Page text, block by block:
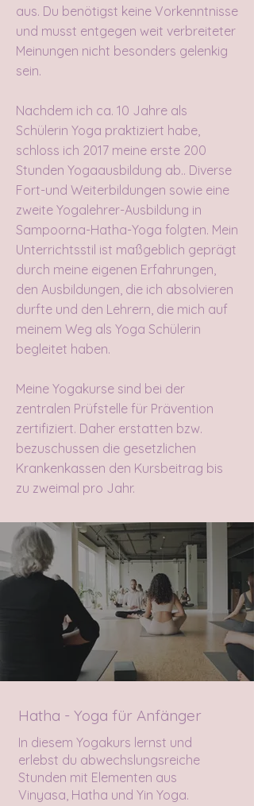
aus. Du benötigst keine Vorkenntnisse
und musst entgegen weit verbreiteter
Meinungen nicht besonders gelenkig
sein.
Nachdem ich ca. 10 Jahre als
Schülerin Yoga praktiziert habe,
schloss ich 2017 meine erste 200
Stunden Yogaausbildung ab.. Diverse
Fort-und Weiterbildungen sowie eine
zweite Yogalehrer-Ausbildung in
Sampoorna-Hatha-Yoga folgten. Mein
Unterrichtsstil ist maßgeblich geprägt
durch meine eigenen Erfahrungen,
den Ausbildungen, die ich absolvieren
durfte und den Lehrern, die mich auf
meinem Weg als Yoga Schülerin
begleitet haben.
Meine Yogakurse sind bei der
zentralen Prüfstelle für Prävention
zertifiziert. Daher erstatten bzw.
bezuschussen die gesetzlichen
Krankenkassen den Kursbeitrag bis
zu zweimal pro Jahr.
Hatha - Yoga für Anfänger
In diesem Yogakurs lernst und
erlebst du abwechslungsreiche
Stunden mit Elementen aus
Vinyasa, Hatha und Yin Yoga.